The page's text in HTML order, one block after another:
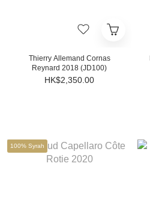
Thierry Allemand Cornas
Reynard 2018 (JD100)
HK$2,350.00
100% Syrah